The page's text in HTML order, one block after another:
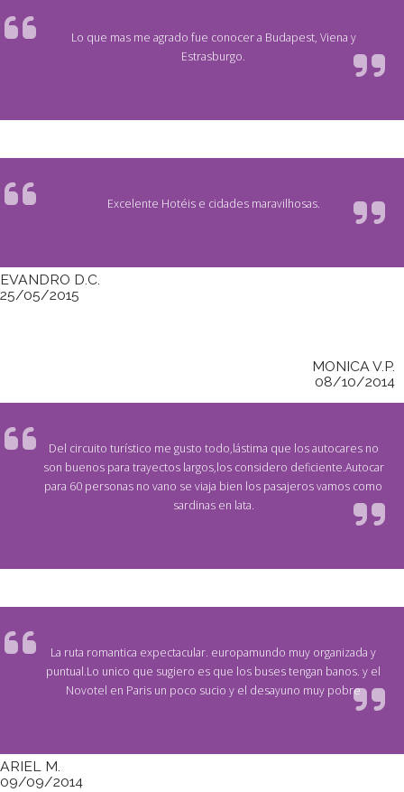
Lo que mas me agrado fue conocer a Budapest, Viena y
Estrasburgo.
Excelente Hotéis e cidades maravilhosas.
EVANDRO D.C.
25/05/2015
MONICA V.P.
08/10/2014
Del circuito turístico me gusto todo,lástima que los autocares no
son buenos para trayectos largos,los considero deficiente.Autocar
para 60 personas no vano se viaja bien los pasajeros vamos como
sardinas en lata.
La ruta romantica expectacular. europamundo muy organizada y
puntual.Lo unico que sugiero es que los buses tengan banos. y el
Novotel en Paris un poco sucio y el desayuno muy pobre
ARIEL M.
09/09/2014